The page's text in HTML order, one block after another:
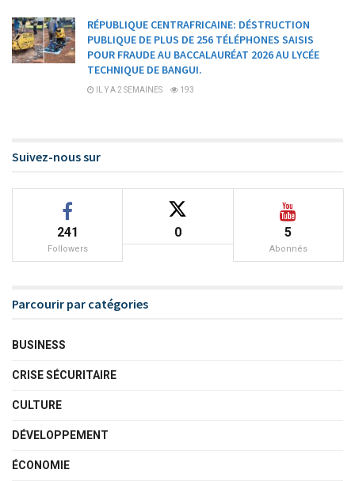
RÉPUBLIQUE CENTRAFRICAINE: DÉSTRUCTION
PUBLIQUE DE PLUS DE 256 TÉLÉPHONES SAISIS
POUR FRAUDE AU BACCALAURÉAT 2026 AU LYCÉE
TECHNIQUE DE BANGUI.
IL Y A 2 SEMAINES 193
Suivez-nous sur
241
Followers
0 5
Abonnés
Parcourir par catégories
BUSINESS
CRISE SÉCURITAIRE
CULTURE
DÉVELOPPEMENT
ÉCONOMIE